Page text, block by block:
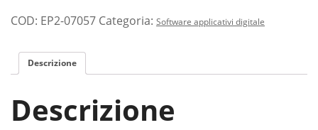
COD: EP2-07057 Categoria: Software applicativi digitale
Descrizione
Descrizione